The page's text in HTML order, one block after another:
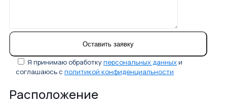
Я принимаю обработкуперсональных данных и
соглашаюсь с политикой конфиденциальности
Расположение